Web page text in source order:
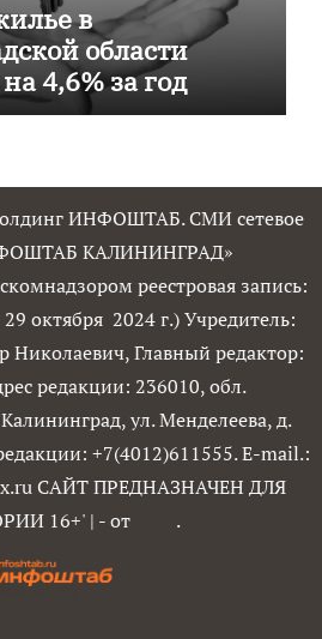
в
области
4,6% за год
ИНФОШТАБ. СМИ сетевое
КАЛИНИНГРАД»
реестровая запись:
октября 2024 г.) Учредитель:
Главный редактор:
редакции: 236010, обл.
ул. Менделеева, д.
+7(4012)611555. E-mail.:
САЙТ ПРЕДНАЗНАЧЕН ДЛЯ
16+' | - от .